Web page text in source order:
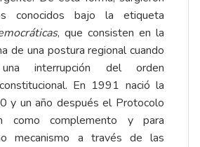
conocidos bajo la etiqueta
, que consisten en la
de una postura regional cuando
interrupción del orden
En 1991 nació la
y un año después el Protocolo
como complemento y para
mecanismo a través de las